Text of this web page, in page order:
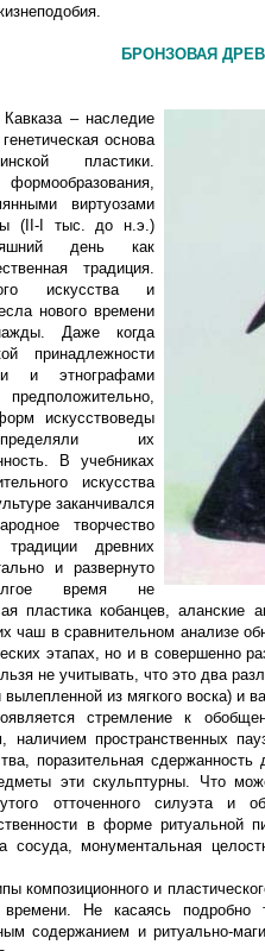
БРОНЗОВАЯ
Кавказа – наследие
основа
пластики.
виртуозами
(II-I тыс. до н.э.)
день как
традиция.
искусства и
нового времени
Даже когда
принадлежности
и этнографами
искусствоведы
их
В учебниках
искусства
заканчивался
творчество
древних
и развернуто
время не
пластика кобанцев,
чаш в сравнительном анализе
этапах, но и в совершенно
не учитывать, что это два
из мягкого воска) и
стремление к
наличием пространственных
поразительная
эти скульптурны. Что
отточенного силуэта и
в форме
сосуда, монументальная
композиционного и
времени. Не касаясь
содержанием и ритуально-